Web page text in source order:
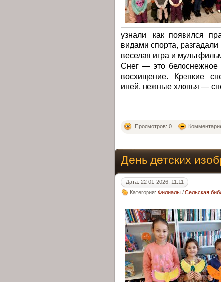
узнали, как появился
видами спорта,
веселая игра и
Снег — это белоснежное
восхищение. Крепкие
иней, нежные хлопья —
Просмотров: 0
День детских
Дата: 22-01-2026, 11:11
Категория: Филиалы / Сельская